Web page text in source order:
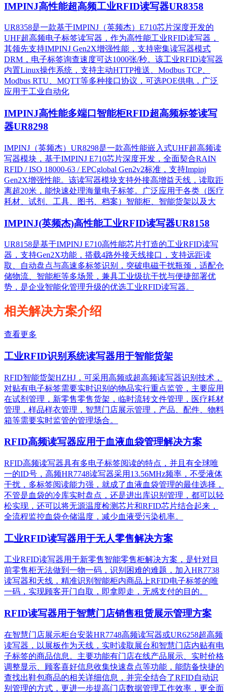
IMPINJ高性能超高频工业RFID读写器UR8358
UR8358是一款基于IMPINJ（英频杰）E710芯片深度开发的
UHF超高频电子标签读写器，作为高性能工业RFID读写器，
其领先支持IMPINJ Gen2X增强性能，支持密集读写器模式
DRM，电子标签询查速度可达1000张/秒。该工业RFID读写器
内置Linux操作系统，支持主动HTTP推送、Modbus TCP、
Modbus RTU、MQTT等多种接口协议，可选POE供电，广泛
应用于工业自动化
IMPINJ高性能多端口智能柜RFID超高频标签读写
器UR8298
IMPINJ（英频杰）UR8298是一款高性能嵌入式UHF超高频读
写器模块，基于IMPINJ E710芯片深度开发，全面契合RAIN
RFID / ISO 18000-63 / EPCglobal Gen2v2标准，支持Impinj
Gen2X增强性能。该读写器模块支持外接高增益天线，读取距
离超20米，能快速处理海量电子标签。广泛应用于各类（医疗
耗材、试剂、工具、图书、档案）智能柜、智能货架以及大
IMPINJ(英频杰)高性能工业RFID读写器UR8158
UR8158是基于IMPINJ E710高性能芯片打造的工业RFID读写
器，支持Gen2X功能，搭载4路外接天线接口，支持远距读
取、自动盘点与高速多标签识别，突破电磁干扰瓶颈，适配仓
储物流、智能柜等多场景，兼具工业级抗干扰与便捷部署优
势，是企业智能化管理升级的优选工业RFID读写器。
相关解决方案介绍
查看更多
工业RFID识别系统读写器用于智能货架
RFID智能货架HZHJ，可采用高频或超高频读写器识别技术，
对贴有电子标签需要实时识别的物品实行重点监管，主要应用
在试剂管理，新零售零售货架，临时流转文件管理，医疗耗材
管理，样品样衣管理，智慧门店展示管理，产品、配件、物料
箱等需要实时监管的管理场合。
RFID高频读写器应用于血液血袋管理解决方案
RFID高频读写器具有多电子标签阅读的特点，并且有全球唯
一的ID号，高频HR7748读写器采用13.56MHz频率，不受液体
干扰，多标签阅读能力强，就成了血液血袋管理的最佳选择，
不管是血袋的冷库实时盘点，还是进出库识别管理，都可以轻
松实现，还可以将无源温度检测芯片和RFID芯片结合起来，
全流程监控血袋仓储温度，减少血液受污染机率。
工业RFID读写器用于无人零售解决方案
工业RFID读写器用于新零售智能零售柜解决方案，是针对目
前零售柜无法做到一物一码，识别困难的难题，加入HR7738
读写器和天线，精准识别​智能柜内商品上RFID电子标签的唯
一码，实现顾客开门自取，即拿即走，无感支付的目的。
RFID读写器用于智慧门店销售租赁展示管理方案
在智慧门店展示柜台安装HR7748高频读写器或UR6258超高频
读写器，以展板作为天线，实时读取展台和智慧门店内贴有电
子标签的商品信息。主要功能有门店在线产品展示、实时价格
调整显示、顾客喜好信息收集快速盘点等功能，能防备快捷的
查找出鞋包商品的相关详细信息，并完全结合了RFID自动识
别管理的方式，更进一步提高门店数据管理工作效率，更全面